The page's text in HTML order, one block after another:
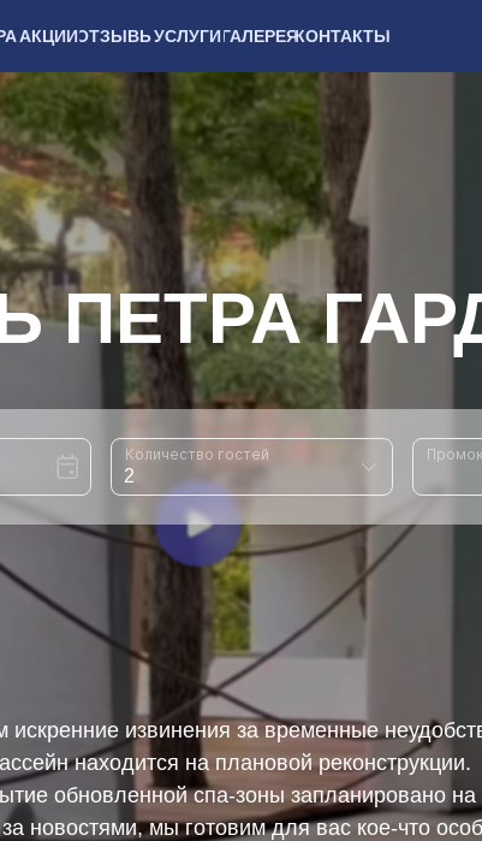
АКЦИИОТЗЫВЫУСЛУГИГАЛЕРЕЯКОНТАКТЫ
ПЕТРА
искренние извинения за временные
находится на плановой реконструкции.
обновленной спа-зоны запланировано на
новостями, мы готовим для вас кое-что